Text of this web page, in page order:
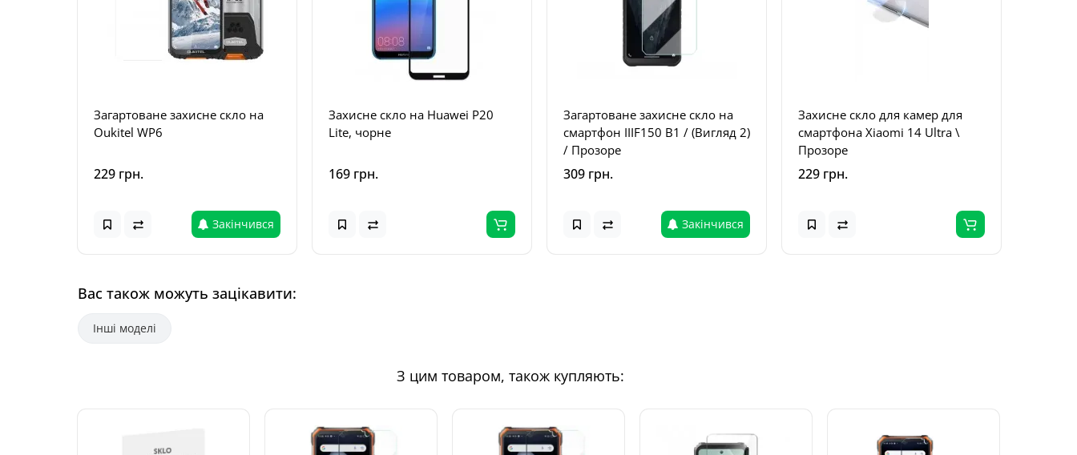
Загартоване захисне скло на
Oukitel WP6
229 грн.
Закінчився
Захисне скло на Huawei P20
Lite, чорне
169 грн.
Загартоване захисне скло на
смартфон IIIF150 B1 / (Вигляд 2)
/ Прозоре
309 грн.
Закінчився
Захисне скло для камер для
смартфона Xiaomi 14 Ultra \
Прозоре
229 грн.
Вас також можуть зацікавити:
Інші моделі
З цим товаром, також купляють: